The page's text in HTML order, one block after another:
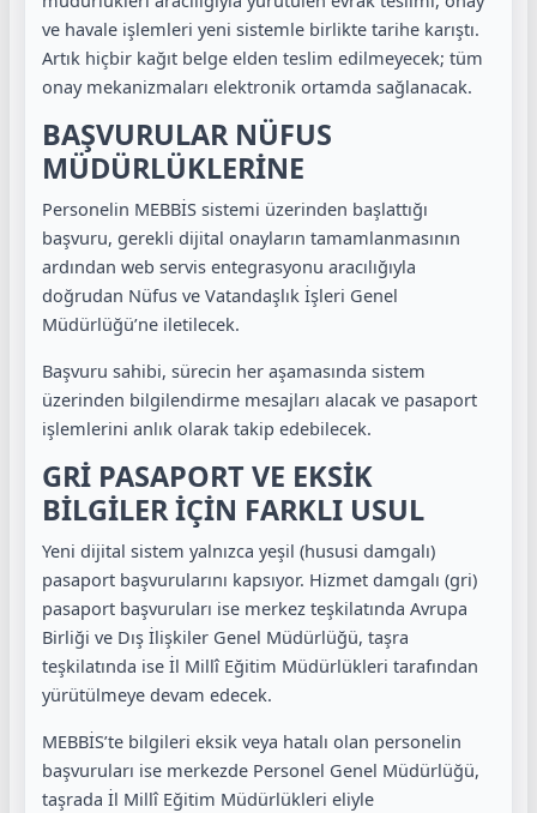
ve havale işlemleri yeni sistemle birlikte tarihe karıştı.
Artık hiçbir kağıt belge elden teslim edilmeyecek; tüm
onay mekanizmaları elektronik ortamda sağlanacak.
BAŞVURULAR NÜFUS
MÜDÜRLÜKLERİNE
Personelin MEBBİS sistemi üzerinden başlattığı
başvuru, gerekli dijital onayların tamamlanmasının
ardından web servis entegrasyonu aracılığıyla
doğrudan Nüfus ve Vatandaşlık İşleri Genel
Müdürlüğü’ne iletilecek.
Başvuru sahibi, sürecin her aşamasında sistem
üzerinden bilgilendirme mesajları alacak ve pasaport
işlemlerini anlık olarak takip edebilecek.
GRİ PASAPORT VE EKSİK
BİLGİLER İÇİN FARKLI USUL
Yeni dijital sistem yalnızca yeşil (hususi damgalı)
pasaport başvurularını kapsıyor. Hizmet damgalı (gri)
pasaport başvuruları ise merkez teşkilatında Avrupa
Birliği ve Dış İlişkiler Genel Müdürlüğü, taşra
teşkilatında ise İl Millî Eğitim Müdürlükleri tarafından
yürütülmeye devam edecek.
MEBBİS’te bilgileri eksik veya hatalı olan personelin
başvuruları ise merkezde Personel Genel Müdürlüğü,
taşrada İl Millî Eğitim Müdürlükleri eliyle